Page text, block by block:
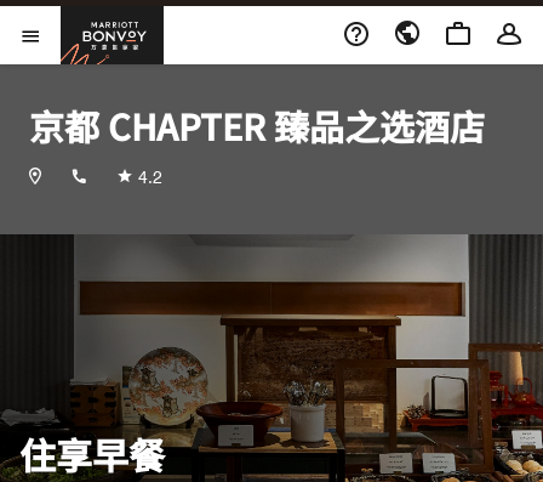
Skip to Content
打开菜单万豪旅享家
京都 CHAPTER 臻品之选酒店
+81752213220
4.2
住享早餐